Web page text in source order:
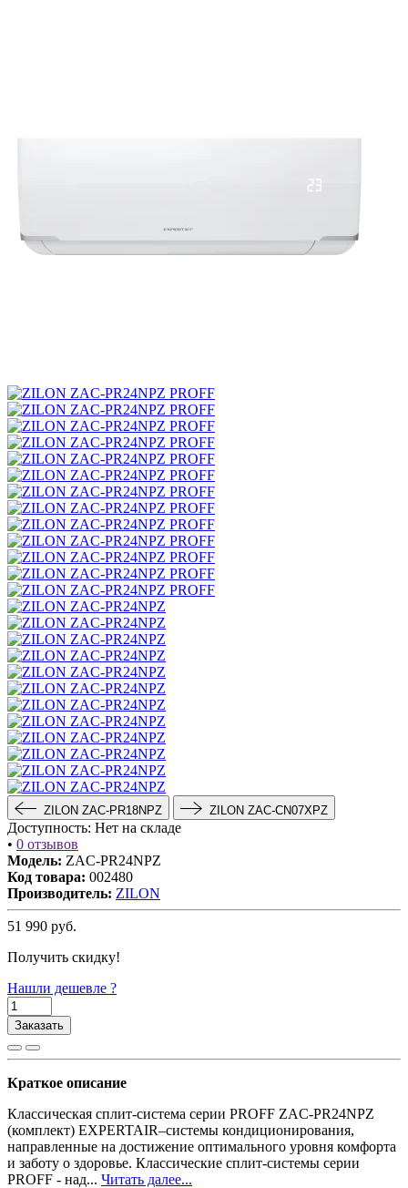
ZILON ZAC-PR18NPZ ZILON ZAC-CN07XPZ
Доступность: Нет на складе
• 0 отзывов
Модель: ZAC-PR24NPZ
Код товара: 002480
Производитель: ZILON
51 990 руб.
Получить скидку!
Нашли дешевле ?
Заказать
Краткое описание
Классическая сплит-система серии PROFF ZAC-PR24NPZ
(комплект) EXPERTAIR–системы кондиционирования,
направленные на достижение оптимального уровня комфорта
и заботу о здоровье. Классические сплит-системы серии
PROFF - над... Читать далее...